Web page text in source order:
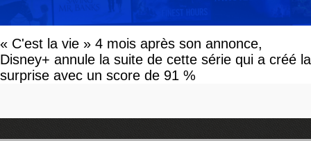
« C'est la vie » 4 mois après son annonce,
Disney+ annule la suite de cette série qui a créé la
surprise avec un score de 91 %